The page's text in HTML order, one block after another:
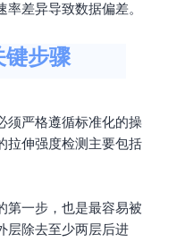
差异导致数据偏差。
键步骤
须严格遵循标准化的操
拉伸强度检测主要包括
第一步，也是最容易被
层除去至少两层后进